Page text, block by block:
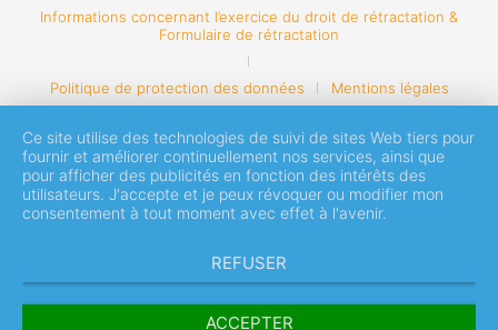
Informations concernant l’exercice du droit de rétractation &
Formulaire de rétractation
Politique de protection des données Mentions légales
Ce site utilise des technologies de suivi de sites Web tiers pour
fournir et améliorer continuellement nos services, ainsi que
pour afficher des publicités en fonction des intérêts des
utilisateurs. J'accepte et je peux révoquer ou modifier mon
consentement à tout moment avec effet à l'avenir.
REFUSER
ACCEPTER